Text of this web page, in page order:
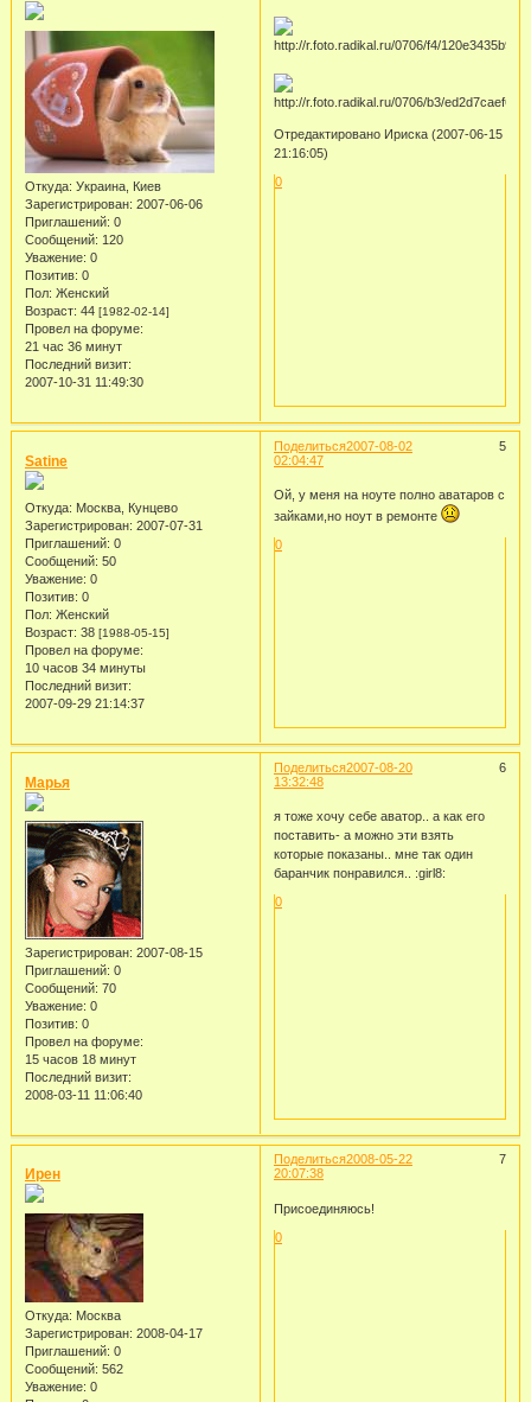
Откуда: Украина, Киев
Зарегистрирован: 2007-06-06
Приглашений: 0
Сообщений: 120
Уважение: 0
Позитив: 0
Пол: Женский
Возраст: 44 [1982-02-14]
Провел на форуме:
21 час 36 минут
Последний визит:
2007-10-31 11:49:30
Отредактировано Ириска (2007-06-15
21:16:05)
0
Поделиться 5
2007-08-02
02:04:47
Satine
Откуда: Москва, Кунцево
Зарегистрирован: 2007-07-31
Приглашений: 0
Сообщений: 50
Уважение: 0
Позитив: 0
Пол: Женский
Возраст: 38 [1988-05-15]
Провел на форуме:
10 часов 34 минуты
Последний визит:
2007-09-29 21:14:37
Ой, у меня на ноуте полно аватаров с
зайками,но ноут в ремонте
0
Поделиться 6
2007-08-20
13:32:48
Марья
Зарегистрирован: 2007-08-15
Приглашений: 0
Сообщений: 70
Уважение: 0
Позитив: 0
Провел на форуме:
15 часов 18 минут
Последний визит:
2008-03-11 11:06:40
я тоже хочу себе аватор.. а как его
поставить- а можно эти взять
которые показаны.. мне так один
баранчик понравился.. :girl8:
0
Поделиться 7
2008-05-22
20:07:38
Ирен
Откуда: Москва
Зарегистрирован: 2008-04-17
Приглашений: 0
Сообщений: 562
Уважение: 0
Присоединяюсь!
0